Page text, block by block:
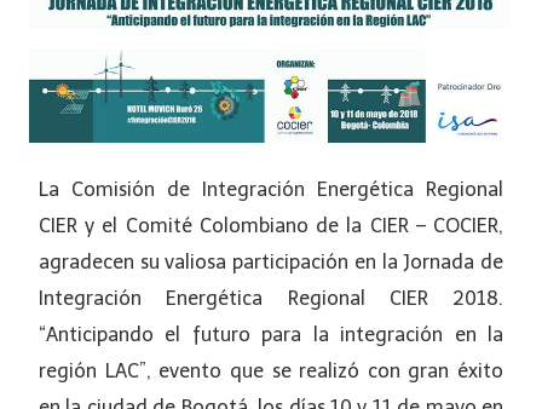
La Comisión de Integración Energética Regional
CIER y el Comité Colombiano de la CIER – COCIER,
agradecen su valiosa participación en la Jornada de
Integración Energética Regional CIER 2018.
“Anticipando el futuro para la integración en la
región LAC”, evento que se realizó con gran éxito